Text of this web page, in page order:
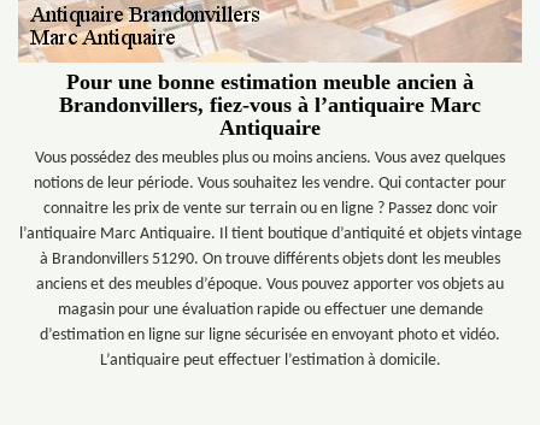
Pour une bonne estimation meuble ancien à
Brandonvillers, fiez-vous à l’antiquaire Marc
Antiquaire
Vous possédez des meubles plus ou moins anciens. Vous avez quelques
notions de leur période. Vous souhaitez les vendre. Qui contacter pour
connaitre les prix de vente sur terrain ou en ligne ? Passez donc voir
l’antiquaire Marc Antiquaire. Il tient boutique d’antiquité et objets vintage
à Brandonvillers 51290. On trouve différents objets dont les meubles
anciens et des meubles d’époque. Vous pouvez apporter vos objets au
magasin pour une évaluation rapide ou effectuer une demande
d’estimation en ligne sur ligne sécurisée en envoyant photo et vidéo.
L’antiquaire peut effectuer l’estimation à domicile.